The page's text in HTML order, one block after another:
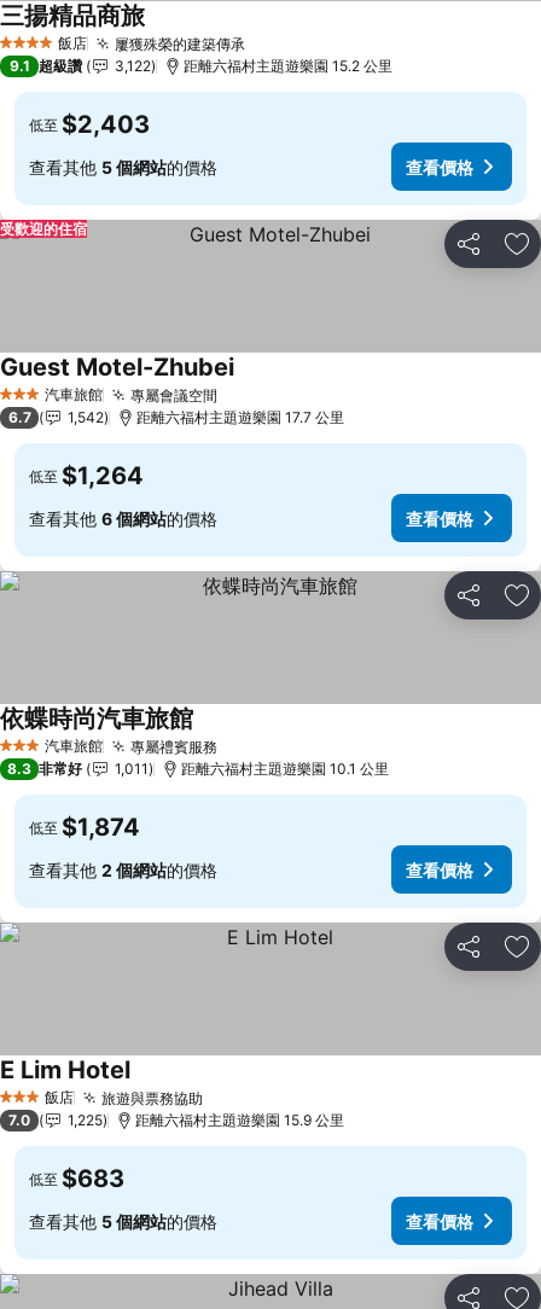
4 星級 飯店 屢獲殊榮的建築傳承
三揚精品商旅
9.1 超級讚 3,122 距離六福村主題遊樂園 15.2 公里
低至 $2,403
查看其他 5 個網站的價格 查看價格
分享 加
受歡迎的住宿
3 星級 汽車旅館 專屬會議空間
Guest Motel-Zhubei
6.7 1,542 距離六福村主題遊樂園 17.7 公里
低至 $1,264
查看其他 6 個網站的價格 查看價格
分享 加
3 星級 汽車旅館 專屬禮賓服務
依蝶時尚汽車旅館
8.3 非常好 1,011 距離六福村主題遊樂園 10.1 公里
低至 $1,874
查看其他 2 個網站的價格 查看價格
分享 加
3 星級 飯店 旅遊與票務協助
E Lim Hotel
7.0 1,225 距離六福村主題遊樂園 15.9 公里
低至 $683
查看其他 5 個網站的價格 查看價格